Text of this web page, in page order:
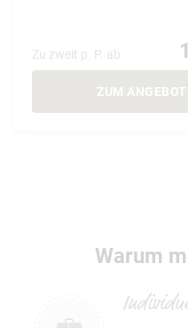
Zu zweit p. P. ab
ZUM ANGEBOT
Warum